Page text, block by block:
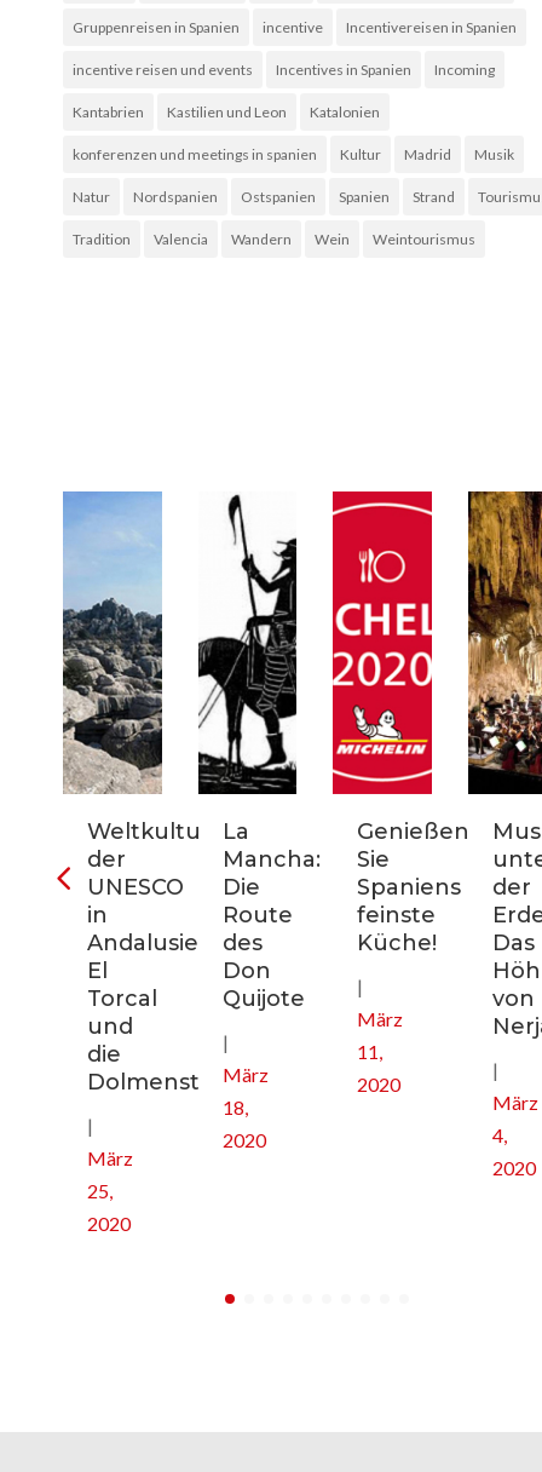
Gruppenreisen in Spanien incentive Incentivereisen in Spanien
incentive reisen und events Incentives in Spanien Incoming
Kantabrien Kastilien und Leon Katalonien
konferenzen und meetings in spanien Kultur Madrid Musik
Natur Nordspanien Ostspanien Spanien Strand
Tradition Valencia Wandern Wein Weintourismus
Weltkulturerbe
der
UNESCO
in
Andalusien:
El
Torcal
und
die
Dolmenstätten
|
März
25,
2020
La
Mancha:
Die
Route
des
Don
Quijote
|
März
18,
2020
Genießen
Sie
Spaniens
feinste
Küche!
|
März
11,
2020
der
Das
von
|
März
4,
2020